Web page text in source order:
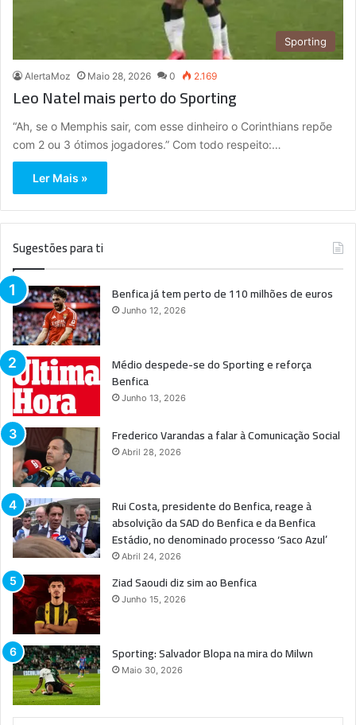
Sporting
AlertaMoz Maio 28, 2026 0 2.169
Leo Natel mais perto do Sporting
“Ah, se o Memphis sair, com esse dinheiro o Corinthians repõe
com 2 ou 3 ótimos jogadores.” Com todo respeito:…
Ler Mais »
Sugestões para ti
Benfica já tem perto de 110 milhões de euros
Junho 12, 2026
Médio despede-se do Sporting e reforça
Benfica
Junho 13, 2026
Frederico Varandas a falar à Comunicação Social
Abril 28, 2026
Rui Costa, presidente do Benfica, reage à
absolvição da SAD do Benfica e da Benfica
Estádio, no denominado processo ‘Saco Azul’
Abril 24, 2026
Ziad Saoudi diz sim ao Benfica
Junho 15, 2026
Sporting: Salvador Blopa na mira do Milwn
Maio 30, 2026